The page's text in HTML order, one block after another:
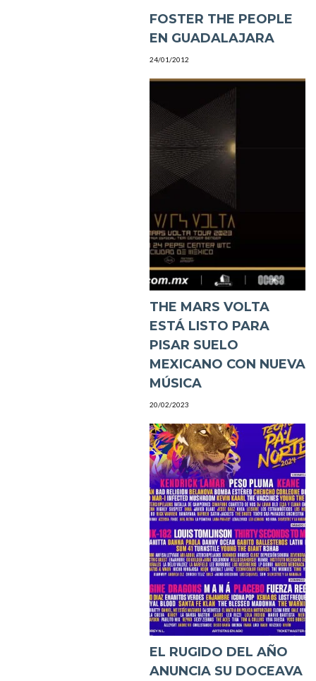
FOSTER THE PEOPLE
EN GUADALAJARA
24/01/2012
THE MARS VOLTA
ESTÁ LISTO PARA
PISAR SUELO
MEXICANO CON NUEVA
MÚSICA
20/02/2023
EL RUGIDO DEL AÑO
ANUNCIA SU DOCEAVA